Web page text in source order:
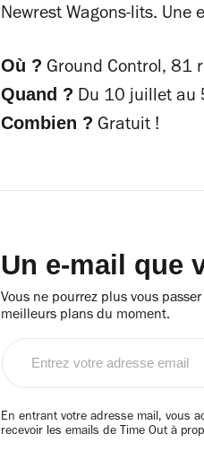
Newrest Wagons-lits. Une
Où ? Ground Control, 81
Quand ? Du 10 juillet au
Combien ? Gratuit !
Un e-mail que
Vous ne pourrez plus vous
meilleurs plans du moment.
email
En entrant votre adresse mail, vous
recevoir les emails de Time Out à